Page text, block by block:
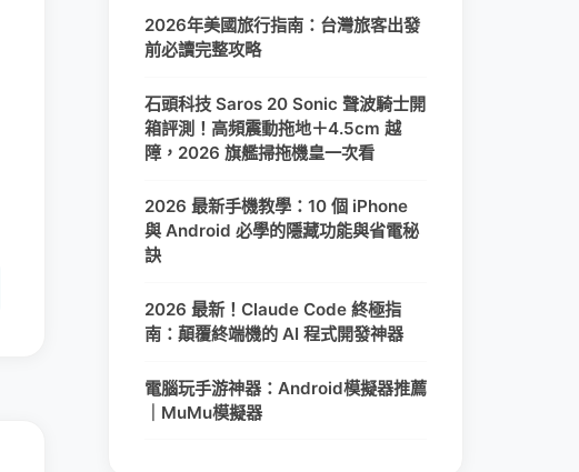
2026年美國旅行指南：台灣旅客出發
前必讀完整攻略
石頭科技 Saros 20 Sonic 聲波騎士開
箱評測！高頻震動拖地＋4.5cm 越
障，2026 旗艦掃拖機皇一次看
2026 最新手機教學：10 個 iPhone
與 Android 必學的隱藏功能與省電秘
訣
2026 最新！Claude Code 終極指
南：顛覆終端機的 AI 程式開發神器
電腦玩手游神器：Android模擬器推薦
｜MuMu模擬器